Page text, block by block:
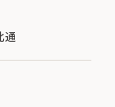
通